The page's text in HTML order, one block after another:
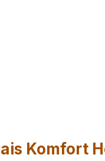
Komfort